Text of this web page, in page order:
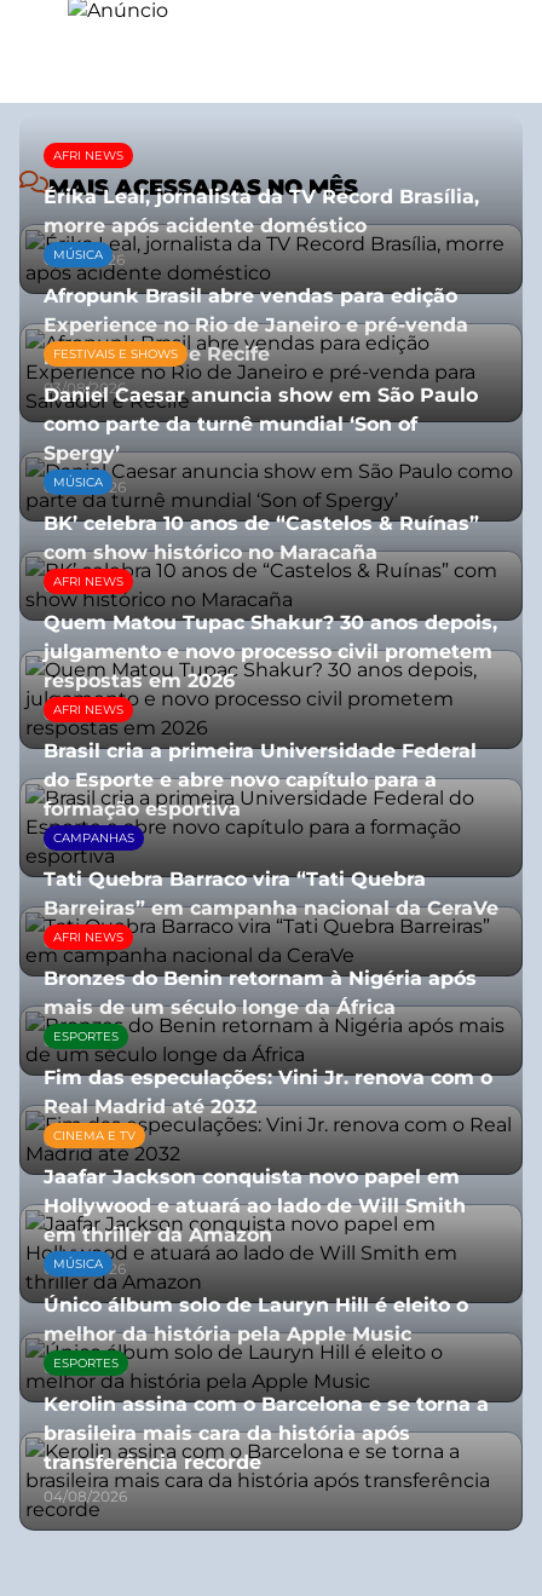
MAIS ACESSADAS NO MÊS
AFRI NEWS
Érika Leal, jornalista da TV Record Brasília,
morre após acidente doméstico
08/07/2026
MÚSICA
Afropunk Brasil abre vendas para edição
Experience no Rio de Janeiro e pré-venda
para Salvador e Recife
03/08/2026
FESTIVAIS E SHOWS
Daniel Caesar anuncia show em São Paulo
como parte da turnê mundial ‘Son of
Spergy’
05/08/2026
MÚSICA
BK’ celebra 10 anos de “Castelos & Ruínas”
com show histórico no Maracaña
06/08/2026
AFRI NEWS
Quem Matou Tupac Shakur? 30 anos depois,
julgamento e novo processo civil prometem
respostas em 2026
05/08/2026
AFRI NEWS
Brasil cria a primeira Universidade Federal
do Esporte e abre novo capítulo para a
formação esportiva
08/07/2026
CAMPANHAS
Tati Quebra Barraco vira “Tati Quebra
Barreiras” em campanha nacional da CeraVe
08/07/2026
AFRI NEWS
Bronzes do Benin retornam à Nigéria após
mais de um século longe da África
08/07/2026
ESPORTES
Fim das especulações: Vini Jr. renova com o
Real Madrid até 2032
06/08/2026
CINEMA E TV
Jaafar Jackson conquista novo papel em
Hollywood e atuará ao lado de Will Smith
em thriller da Amazon
06/08/2026
MÚSICA
Único álbum solo de Lauryn Hill é eleito o
melhor da história pela Apple Music
06/08/2026
ESPORTES
Kerolin assina com o Barcelona e se torna a
brasileira mais cara da história após
transferência recorde
04/08/2026